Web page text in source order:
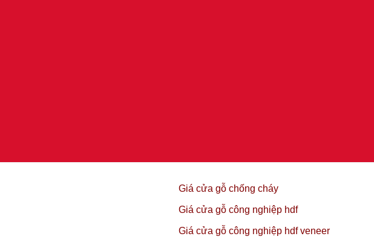
Giá cửa gỗ chống cháy
Giá cửa gỗ công nghiệp hdf
Giá cửa gỗ công nghiệp hdf veneer